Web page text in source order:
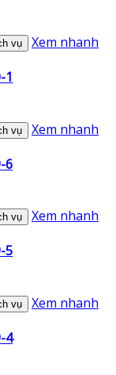
vụ Xem nhanh
1
vụ Xem nhanh
6
vụ Xem nhanh
5
vụ Xem nhanh
4